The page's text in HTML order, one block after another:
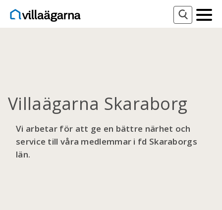
Villaägarna Skaraborg
Vi arbetar för att ge en bättre närhet och
service till våra medlemmar i fd Skaraborgs
län.